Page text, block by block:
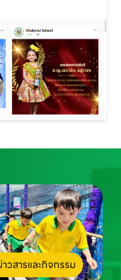
าวสารและกิจกรรม